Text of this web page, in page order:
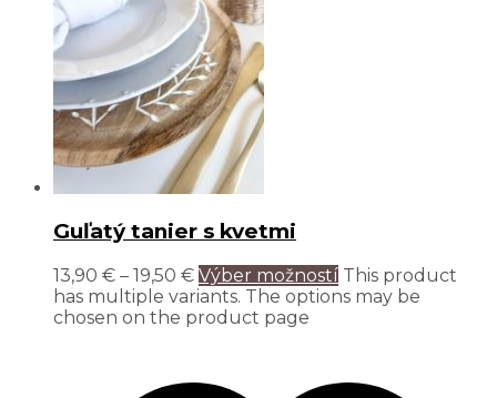
Guľatý tanier s kvetmi
13,90 € – 19,50 € Výber možností This product
has multiple variants. The options may be
chosen on the product page